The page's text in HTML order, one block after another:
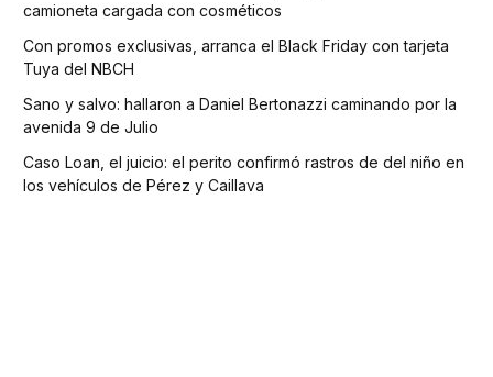
camioneta cargada con cosméticos
Con promos exclusivas, arranca el Black Friday con tarjeta
Tuya del NBCH
Sano y salvo: hallaron a Daniel Bertonazzi caminando por la
avenida 9 de Julio
Caso Loan, el juicio: el perito confirmó rastros de del niño en
los vehículos de Pérez y Caillava